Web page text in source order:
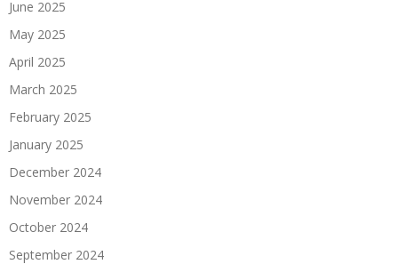
June 2025
May 2025
April 2025
March 2025
February 2025
January 2025
December 2024
November 2024
October 2024
September 2024